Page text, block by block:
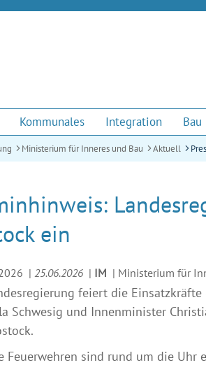
Kommunales Integration Bau
Ministerium für Inneres und Bau Aktuell
ein
| 25.06.2026 | IM | Ministerium für
feiert die
Schwesig und Innenminister
Feuerwehren sind rund um die